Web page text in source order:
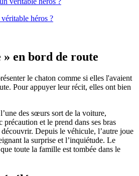
héros ?
en bord de route
le chaton comme si elles l'avaient
Pour appuyer leur récit, elles ont bien
des sœurs sort de la voiture,
précaution et le prend dans ses bras
Depuis le véhicule, l’autre joue
la surprise et l’inquiétude. Le
toute la famille est tombée dans le